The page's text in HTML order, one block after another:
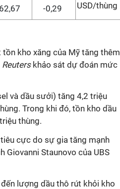
62,67 -0,29 USD/thùng
kho xăng của Mỹ tăng thêm
Reuterskhảo sát dự đoán mức
và dầu sưởi) tăng 4,2 triệu
Trong khi đó, tồn kho dầu
thùng.
cực do sự gia tăng mạnh
Giovanni Staunovo của UBS
lượng dầu thô rút khỏi kho